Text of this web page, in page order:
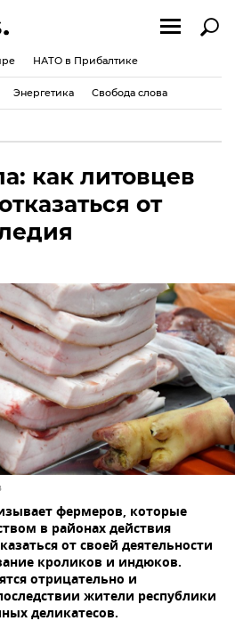
НАТО в Прибалтике
Энергетика Свобода слова
как литовцев
от
фермеров, которые
в районах действия
от своей деятельности
кроликов и индюков.
отрицательно и
жители республики
деликатесов.